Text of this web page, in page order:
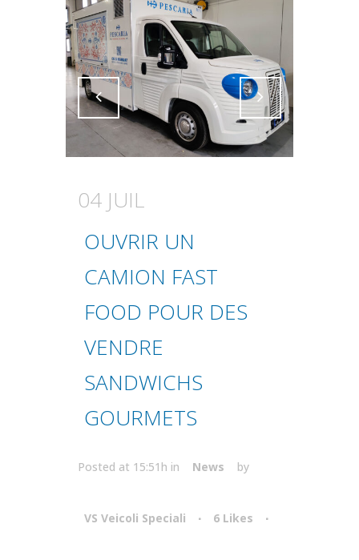
Attiva comando Attiva comando
04 JUIL
OUVRIR UN
CAMION FAST
FOOD POUR DES
VENDRE
SANDWICHS
GOURMETS
Posted at 15:51h in News by
VS Veicoli Speciali 6 Likes